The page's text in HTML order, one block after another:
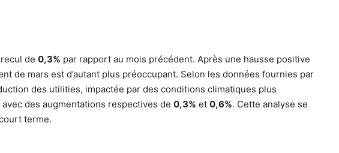
de 0,3% par rapport au mois précédent. Après une hausse positive
de mars est d’autant plus préoccupant. Selon les données fournies par
des utilities, impactée par des conditions climatiques plus
des augmentations respectives de 0,3% et 0,6%. Cette analyse se
terme.